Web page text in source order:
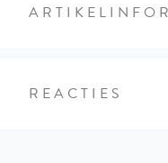
REACTIES